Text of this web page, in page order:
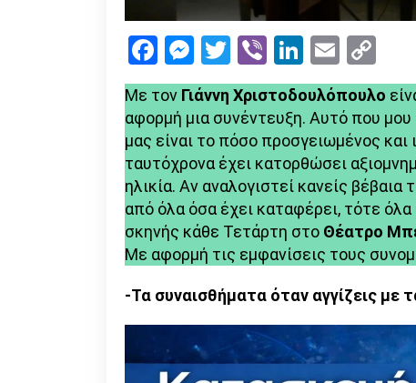
Facebook
Messenger
Twitter
ViberLinkedIn
Email
Με τον Γιάννη Χριστοδουλόπουλο
αφορμή μια συνέντευξη. Αυτό που
μας είναι το πόσο προσγειωμένος
ταυτόχρονα έχει κατορθώσει
ηλικία. Αν αναλογιστεί κανείς
από όλα όσα έχει καταφέρει, τότε
σκηνής κάθε Τετάρτη στο Θέατρο
Με αφορμή τις εμφανίσεις τους
-Τα συναισθήματα όταν αγγίζεις με